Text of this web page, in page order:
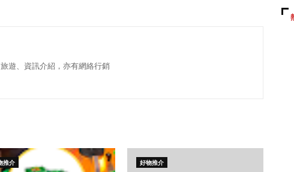
遊、資訊介紹，亦有網絡行銷
推介 好物推介